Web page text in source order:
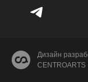
Дизайн
CENTROARTS